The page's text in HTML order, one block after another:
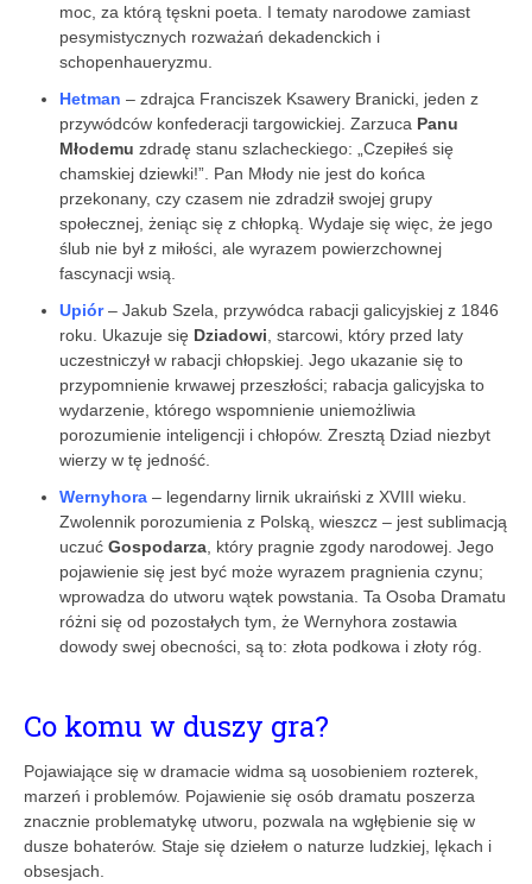
moc, za którą tęskni poeta. I tematy narodowe zamiast
pesymistycznych rozważań dekadenckich i
schopenhaueryzmu.
Hetman – zdrajca Franciszek Ksawery Branicki, jeden z
przywódców konfederacji targowickiej. Zarzuca Panu
Młodemu zdradę stanu szlacheckiego: „Czepiłeś się
chamskiej dziewki!”. Pan Młody nie jest do końca
przekonany, czy czasem nie zdradził swojej grupy
społecznej, żeniąc się z chłopką. Wydaje się więc, że jego
ślub nie był z miłości, ale wyrazem powierzchownej
fascynacji wsią.
Upiór – Jakub Szela, przywódca rabacji galicyjskiej z 1846
roku. Ukazuje się Dziadowi , starcowi, który przed laty
uczestniczył w rabacji chłopskiej. Jego ukazanie się to
przypomnienie krwawej przeszłości; rabacja galicyjska to
wydarzenie, którego wspomnienie uniemożliwia
porozumienie inteligencji i chłopów. Zresztą Dziad niezbyt
wierzy w tę jedność.
Wernyhora – legendarny lirnik ukraiński z XVIII wieku.
Zwolennik porozumienia z Polską, wieszcz – jest sublimacją
uczuć Gospodarza , który pragnie zgody narodowej. Jego
pojawienie się jest być może wyrazem pragnienia czynu;
wprowadza do utworu wątek powstania. Ta Osoba Dramatu
różni się od pozostałych tym, że Wernyhora zostawia
dowody swej obecności, są to: złota podkowa i złoty róg.
Co komu w duszy gra?
Pojawiające się w dramacie widma są uosobieniem rozterek,
marzeń i problemów. Pojawienie się osób dramatu poszerza
znacznie problematykę utworu, pozwala na wgłębienie się w
dusze bohaterów. Staje się dziełem o naturze ludzkiej, lękach i
obsesjach.